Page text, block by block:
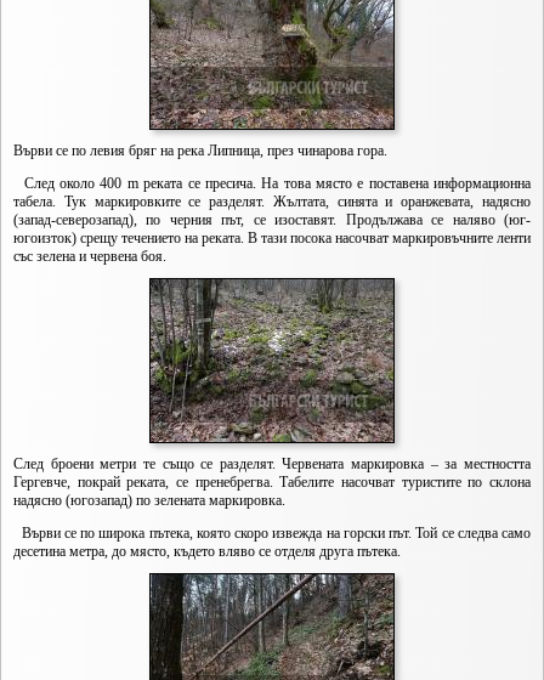
Върви се по левия бряг на река Липница, през чинарова гора.
След около 400 m реката се пресича. На това място е поставена информационна
табела. Тук маркировките се разделят. Жълтата, синята и оранжевата, надясно
(запад-северозапад), по черния път, се изоставят. Продължава се наляво (юг-
югоизток) срещу течението на реката. В тази посока насочват маркировъчните ленти
със зелена и червена боя.
След броени метри те също се разделят. Червената маркировка – за местността
Гергевче, покрай реката, се пренебрегва. Табелите насочват туристите по склона
надясно (югозапад) по зелената маркировка.
Върви се по широка пътека, която скоро извежда на горски път. Той се следва само
десетина метра, до място, където вляво се отделя друга пътека.